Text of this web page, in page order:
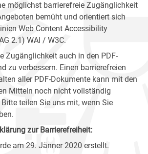
möglichst barrierefreie Zugänglichkeit
bemüht und orientiert sich
Web Content Accessibility
2.1) WAI / W3C.
Zugänglichkeit auch in den PDF-
zu verbessern. Einen barrierefreien
aller PDF-Dokumente kann mit den
Mitteln noch nicht vollständig
teilen Sie uns mit, wenn Sie
zur Barrierefreiheit:
am 29. Jänner 2020 erstellt.